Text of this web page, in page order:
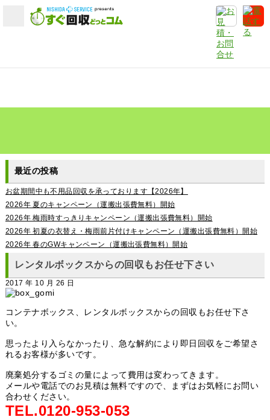
最近の投稿
お盆期間中も不用品回収を承っております【2026年】
2026年 夏のキャンペーン（運搬出張費無料）開始
2026年 梅雨時すっきりキャンペーン（運搬出張費無料）開始
2026年 初夏の衣替え・梅雨前片付けキャンペーン（運搬出張費無料）開始
2026年 春のGWキャンペーン（運搬出張費無料）開始
レンタルボックスからの回収もお任せ下さい
2017 年 10 月 26 日
コンテナボックス、レンタルボックスからの回収もお任せ下さ
い。
思ったより入らなかったり、急な解約により即日回収をご希望さ
れるお客様が多いです。
廃棄処分するゴミの量によって費用は変わってきます。
メールや電話でのお見積は無料ですので、まずはお気軽にお問い
合わせください。
TEL.0120-953-053